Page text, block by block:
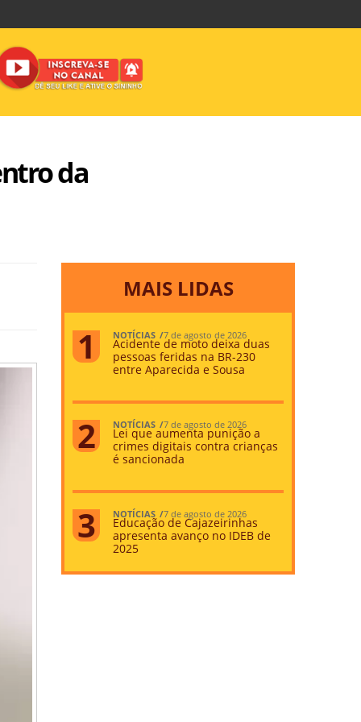
da
MAIS LIDAS
NOTÍCIAS 7 de agosto de 2026
Acidente de moto deixa duas
pessoas feridas na BR-230
entre Aparecida e Sousa
NOTÍCIAS 7 de agosto de 2026
Lei que aumenta punição a
crimes digitais contra crianças
é sancionada
NOTÍCIAS 7 de agosto de 2026
Educação de Cajazeirinhas
apresenta avanço no IDEB de
2025